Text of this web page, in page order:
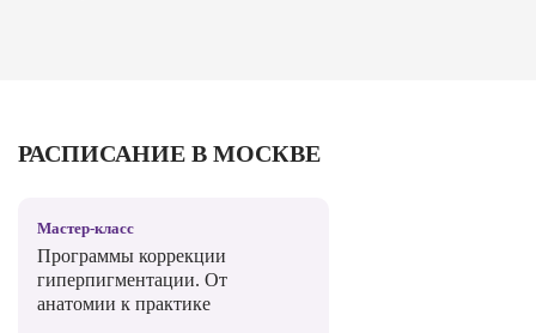
РАСПИСАНИЕ В МОСКВЕ
Мастер-класс
Программы коррекции
гиперпигментации. От
анатомии к практике